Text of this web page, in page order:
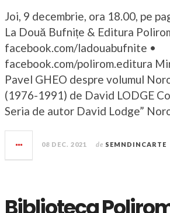
Joi, 9 decembrie, ora 18.00, pe
La Două Bufnițe & Editura
facebook.com/ladouabufnite •
facebook.com/polirom.editura
Pavel GHEO despre volumul
(1976-1991) de David LODGE
Seria de autor David Lodge”
08 DEC. 2021 de SEMNDINCARTE
Biblioteca